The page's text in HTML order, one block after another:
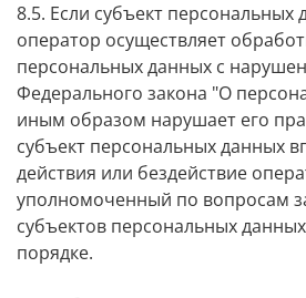
8.5. Если субъект персональных
оператор осуществляет
персональных данных с
Федерального закона "О
иным образом нарушает его
субъект персональных данных
действия или бездействие
уполномоченный по вопросам
субъектов персональных
порядке.